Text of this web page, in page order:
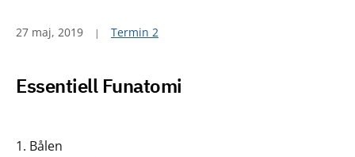
27 maj, 2019 Termin 2
Essentiell Funatomi
Bålen